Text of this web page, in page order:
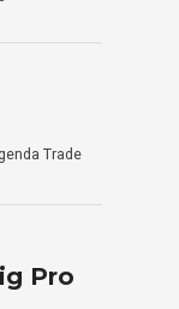
Trade
Pro